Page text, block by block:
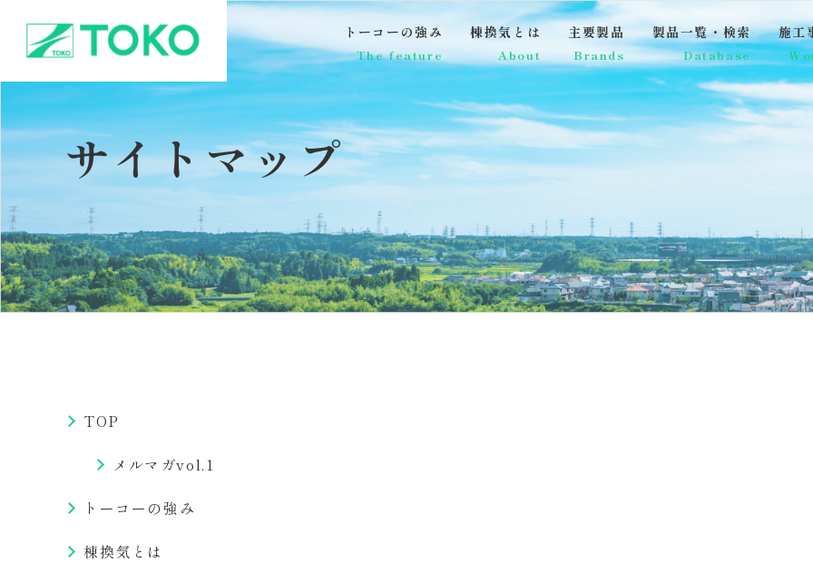
トーコーの強み
The feature
棟換気とは
About
主要製品
Brands
製品一覧・検索
Database
施工
サイトマップ
TOP
メルマガvol.1
トーコーの強み
棟換気とは